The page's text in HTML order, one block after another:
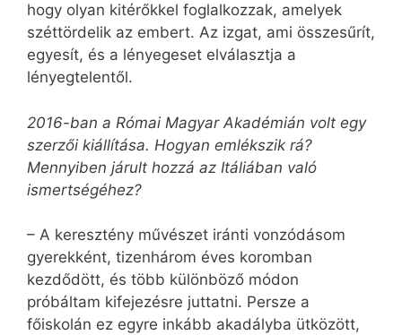
hogy olyan kitérőkkel foglalkozzak, amelyek
széttördelik az embert. Az izgat, ami összesűrít,
egyesít, és a lényegeset elválasztja a
lényegtelentől.
2016-ban a Római Magyar Akadémián volt egy
szerzői kiállítása. Hogyan emlékszik rá?
Mennyiben járult hozzá az Itáliában való
ismertségéhez?
– A keresztény művészet iránti vonzódásom
gyerekként, tizenhárom éves koromban
kezdődött, és több különböző módon
próbáltam kifejezésre juttatni. Persze a
főiskolán ez egyre inkább akadályba ütközött,